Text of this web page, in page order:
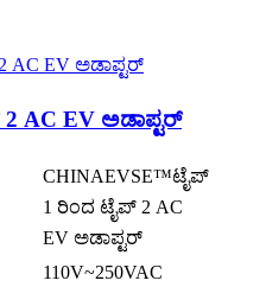
AC EV ಅಡಾಪ್ಟರ್
CHINAEVSE™️ಟೈಪ್
1 ರಿಂದ ಟೈಪ್ 2 AC
EV ಅಡಾಪ್ಟರ್
110V~250VAC